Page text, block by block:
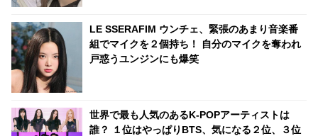
LE SSERAFIM ウンチェ、緊張のあまり音楽番
組でマイクを２個持ち！ 自分のマイクを奪われ
戸惑うユンジンにも爆笑
世界で最も人気のあるK-POPアーティストは
誰？ １位はやっぱりBTS、気になる２位、３位